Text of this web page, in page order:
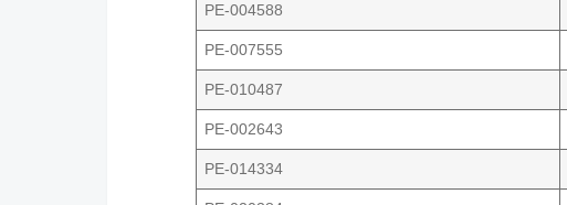
PE-004588
PE-007555
PE-010487
PE-002643
PE-014334